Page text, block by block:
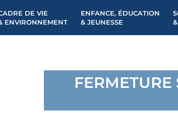
DE VIE
ENVIRONNEMENT
ENFANCE, ÉDUCATION
& JEUNESSE